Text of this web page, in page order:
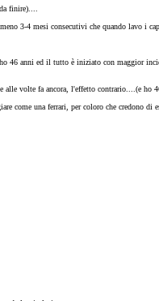
finire)....
3-4 mesi consecutivi che quando lavo i
46 anni ed il tutto è iniziato con maggior
volte fa ancora, l'effetto contrario....(e ho
come una ferrari, per coloro che credono